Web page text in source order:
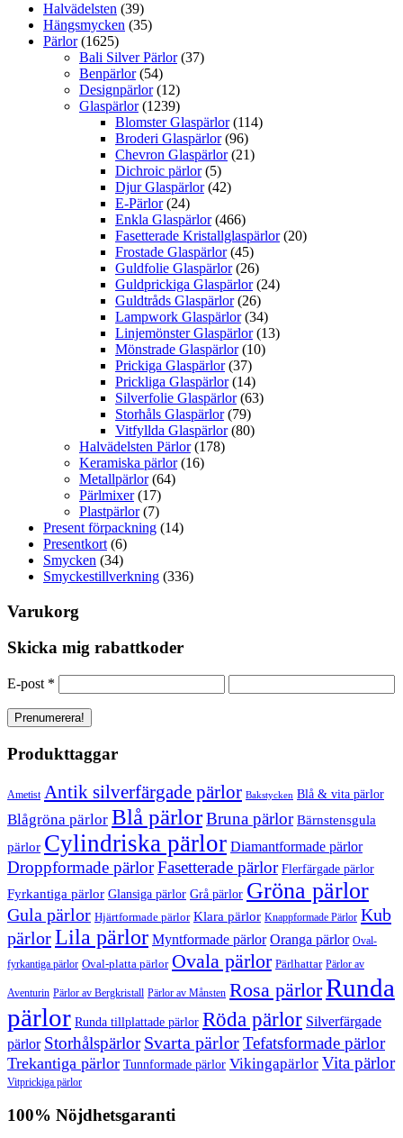
Halvädelsten (39)
Hängsmycken (35)
Pärlor (1625)
Bali Silver Pärlor (37)
Benpärlor (54)
Designpärlor (12)
Glaspärlor (1239)
Blomster Glaspärlor (114)
Broderi Glaspärlor (96)
Chevron Glaspärlor (21)
Dichroic pärlor (5)
Djur Glaspärlor (42)
E-Pärlor (24)
Enkla Glaspärlor (466)
Fasetterade Kristallglaspärlor (20)
Frostade Glaspärlor (45)
Guldfolie Glaspärlor (26)
Guldprickiga Glaspärlor (24)
Guldtråds Glaspärlor (26)
Lampwork Glaspärlor (34)
Linjemönster Glaspärlor (13)
Mönstrade Glaspärlor (10)
Prickiga Glaspärlor (37)
Prickliga Glaspärlor (14)
Silverfolie Glaspärlor (63)
Storhåls Glaspärlor (79)
Vitfyllda Glaspärlor (80)
Halvädelsten Pärlor (178)
Keramiska pärlor (16)
Metallpärlor (64)
Pärlmixer (17)
Plastpärlor (7)
Present förpackning (14)
Presentkort (6)
Smycken (34)
Smyckestillverkning (336)
Varukorg
Skicka mig rabattkoder
E-post *
Produkttaggar
Ametist Antik silverfärgade pärlor Bakstycken Blå & vita pärlor
Blågröna pärlor Blå pärlorBruna pärlor Bärnstensgula
pärlor Cylindriska pärlor Diamantformade pärlor
Droppformade pärlorFasetterade pärlor Flerfärgade pärlor
Fyrkantiga pärlor Glansiga pärlor Grå pärlor Gröna pärlor
Gula pärlor Hjärtformade pärlor Klara pärlor Knappformade Pärlor Kub
pärlorLila pärlor Myntformade pärlor Oranga pärlor Oval-
fyrkantiga pärlor Oval-platta pärlor Ovala pärlor Pärlhattar Pärlor av
Aventurin Pärlor av Bergkristall Pärlor av Månsten Rosa pärlorRunda
pärlor Runda tillplattade pärlor Röda pärlor Silverfärgade
pärlor Storhålspärlor Svarta pärlorTefatsformade pärlor
Trekantiga pärlor Tunnformade pärlor Vikingapärlor Vita pärlor
Vitprickiga pärlor
100% Nöjdhetsgaranti